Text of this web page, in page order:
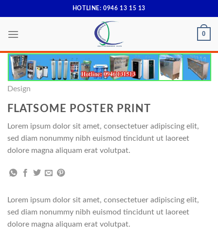
to
content
HOTLINE: 0946 13 15 13
0
Design
FLATSOME POSTER PRINT
Lorem ipsum dolor sit amet, consectetuer adipiscing elit,
sed diam nonummy nibh euismod tincidunt ut laoreet
dolore magna aliquam erat volutpat.
Lorem ipsum dolor sit amet, consectetuer adipiscing elit,
sed diam nonummy nibh euismod tincidunt ut laoreet
dolore magna aliquam erat volutpat.